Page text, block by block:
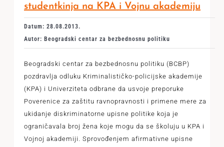
studentkinja na KPA i Vojnu akademiju
Datum: 28.08.2013.
Autor: Beogradski centar za bezbednosnu politiku
Beogradski centar za bezbednosnu politiku (BCBP)
pozdravlja odluku Kriminalističko-policijske akademije
(KPA) i Univerziteta odbrane da usvoje preporuke
Poverenice za zaštitu ravnopravnosti i primene mere za
ukidanje diskriminatorne upisne politike koja je
ograničavala broj žena koje mogu da se školuju u KPA i
Vojnoj akademiji. Sprovođenjem afirmativne upisne